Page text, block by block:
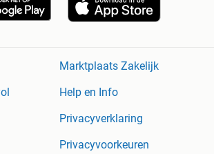
Marktplaats Zakelijk
Help en Info
Privacyverklaring
Privacyvoorkeuren